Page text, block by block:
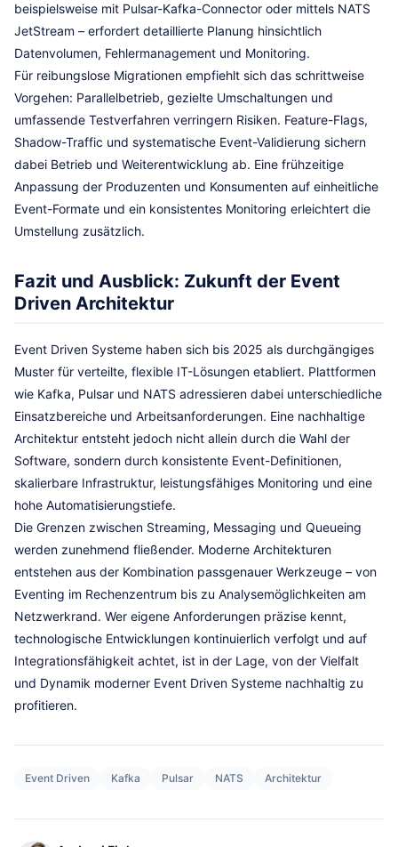
beispielsweise mit Pulsar-Kafka-Connector oder mittels NATS
JetStream – erfordert detaillierte Planung hinsichtlich
Datenvolumen, Fehlermanagement und Monitoring.
Für reibungslose Migrationen empfiehlt sich das schrittweise
Vorgehen: Parallelbetrieb, gezielte Umschaltungen und
umfassende Testverfahren verringern Risiken. Feature-Flags,
Shadow-Traffic und systematische Event-Validierung sichern
dabei Betrieb und Weiterentwicklung ab. Eine frühzeitige
Anpassung der Produzenten und Konsumenten auf einheitliche
Event-Formate und ein konsistentes Monitoring erleichtert die
Umstellung zusätzlich.
Fazit und Ausblick: Zukunft der Event
Driven Architektur
Event Driven Systeme haben sich bis 2025 als durchgängiges
Muster für verteilte, flexible IT-Lösungen etabliert. Plattformen
wie Kafka, Pulsar und NATS adressieren dabei unterschiedliche
Einsatzbereiche und Arbeitsanforderungen. Eine nachhaltige
Architektur entsteht jedoch nicht allein durch die Wahl der
Software, sondern durch konsistente Event-Definitionen,
skalierbare Infrastruktur, leistungsfähiges Monitoring und eine
hohe Automatisierungstiefe.
Die Grenzen zwischen Streaming, Messaging und Queueing
werden zunehmend fließender. Moderne Architekturen
entstehen aus der Kombination passgenauer Werkzeuge – von
Eventing im Rechenzentrum bis zu Analysemöglichkeiten am
Netzwerkrand. Wer eigene Anforderungen präzise kennt,
technologische Entwicklungen kontinuierlich verfolgt und auf
Integrationsfähigkeit achtet, ist in der Lage, von der Vielfalt
und Dynamik moderner Event Driven Systeme nachhaltig zu
profitieren.
Event Driven Kafka Pulsar NATS Architektur